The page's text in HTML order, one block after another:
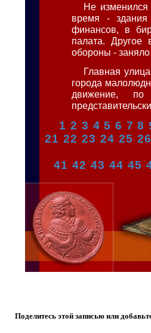
Не
время - здания
финансов, в
палата. Другое
обороны -
Главная
города
движение, по
1 2 3 4 5 6 7 8
21 22 23 24 25 26
41 42 43 44 45
Поделитесь этой записью или